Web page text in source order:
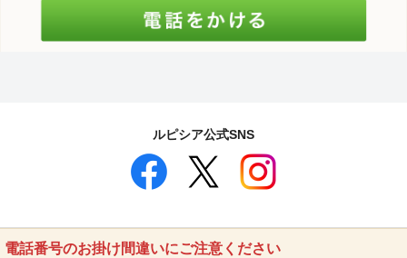
ルピシア公式SNS
電話番号のお掛け間違いにご注意ください